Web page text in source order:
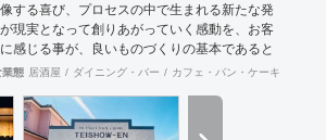
する喜び、プロセスの中で生まれる新たな発
現実となって創りあがっていく感動を、お客
感じる事が、良いものづくりの基本であると
す。 また、人それぞれに個性があるように、
ればと思っております。
業態 居酒屋 ダイニング・バー カフェ・パン・ケーキ